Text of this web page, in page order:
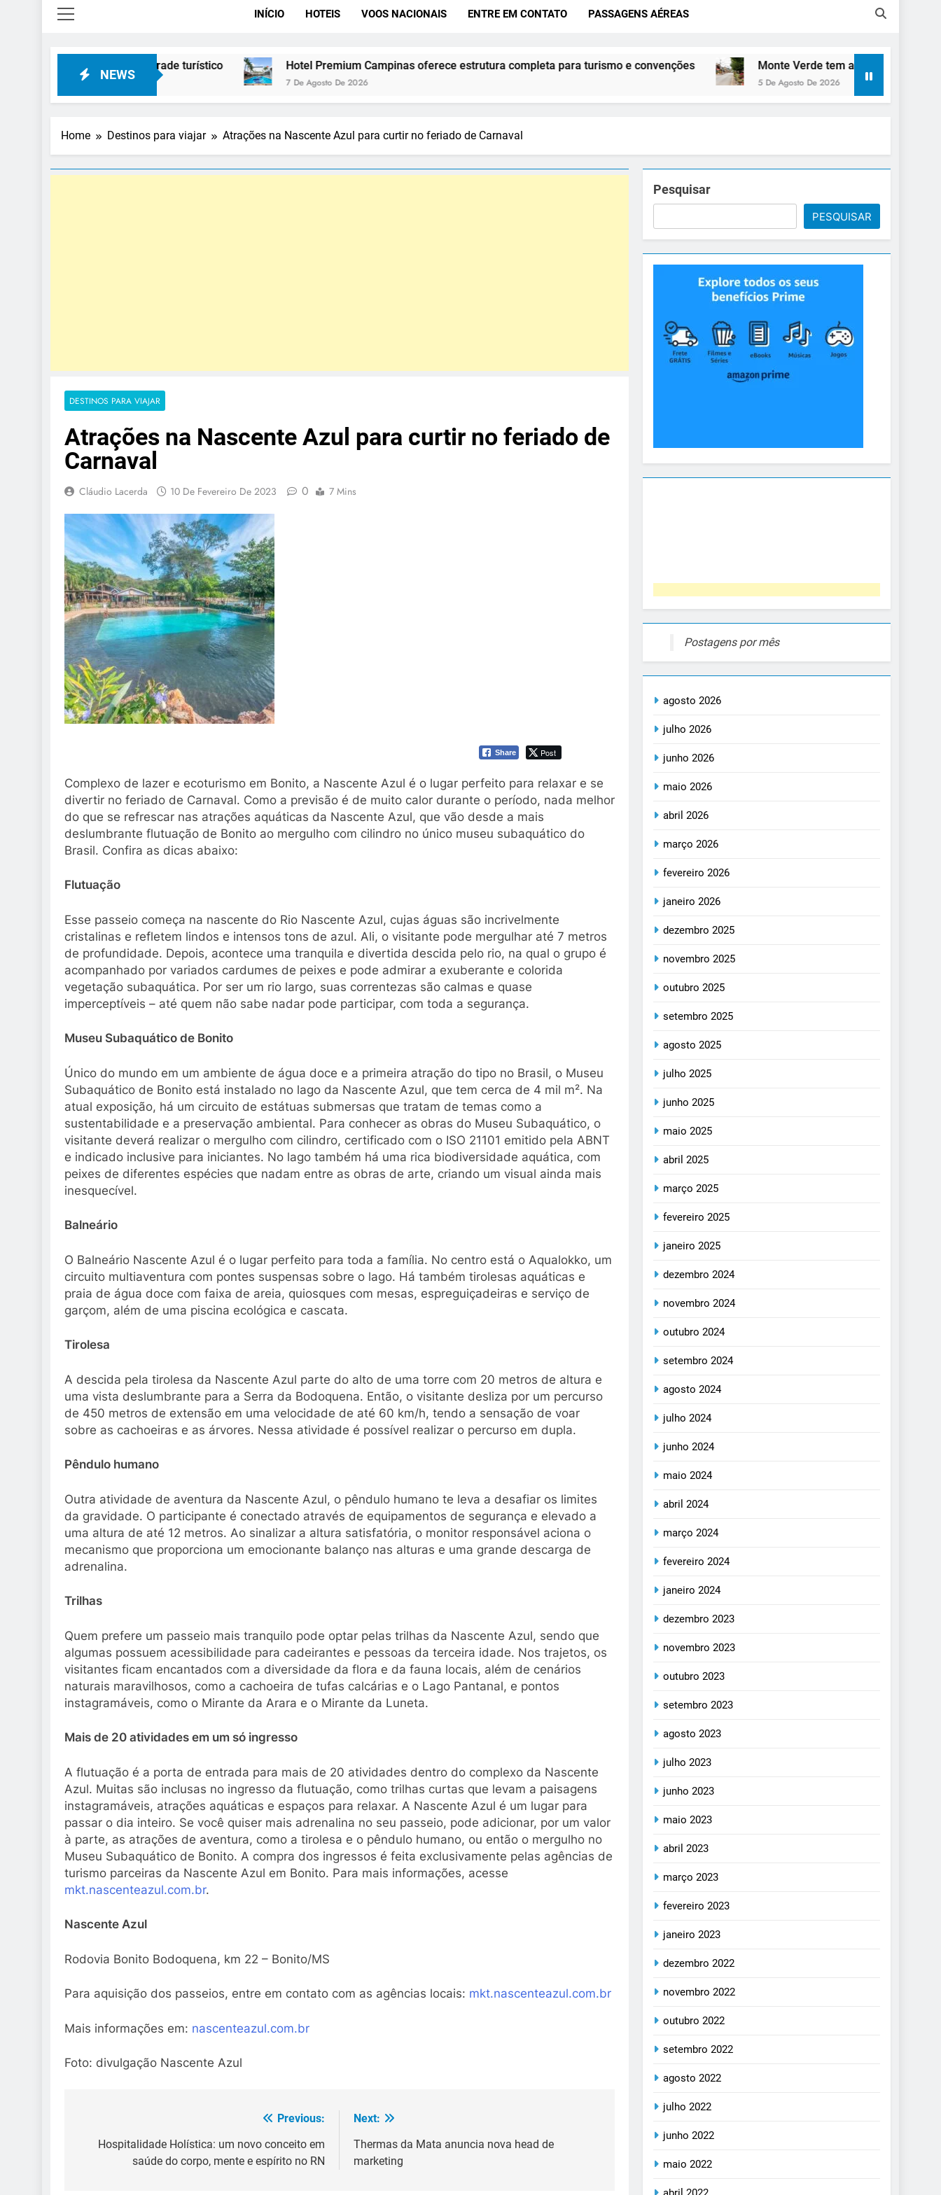
INÍCIO HOTEIS VOOS NACIONAIS ENTRE EM CONTATO PASSAGENS AÉREAS
NEWS
para o trade turístico Hotel Premium Campinas oferece estrutura completa para turismo e convenções
7 De Agosto De 2026
Monte Verde tem atrações para todas as
5 De Agosto De 2026
Home Destinos para viajar Atrações na Nascente Azul para curtir no feriado de Carnaval
DESTINOS PARA VIAJAR
Atrações na Nascente Azul para curtir no feriado de
Carnaval
Cláudio Lacerda 10 De Fevereiro De 2023 0 7 Mins
Share Post
Complexo de lazer e ecoturismo em Bonito, a Nascente Azul é o lugar perfeito para relaxar e se
divertir no feriado de Carnaval. Como a previsão é de muito calor durante o período, nada melhor
do que se refrescar nas atrações aquáticas da Nascente Azul, que vão desde a mais
deslumbrante flutuação de Bonito ao mergulho com cilindro no único museu subaquático do
Brasil. Confira as dicas abaixo:
Flutuação
Esse passeio começa na nascente do Rio Nascente Azul, cujas águas são incrivelmente
cristalinas e refletem lindos e intensos tons de azul. Ali, o visitante pode mergulhar até 7 metros
de profundidade. Depois, acontece uma tranquila e divertida descida pelo rio, na qual o grupo é
acompanhado por variados cardumes de peixes e pode admirar a exuberante e colorida
vegetação subaquática. Por ser um rio largo, suas correntezas são calmas e quase
imperceptíveis – até quem não sabe nadar pode participar, com toda a segurança.
Museu Subaquático de Bonito
Único do mundo em um ambiente de água doce e a primeira atração do tipo no Brasil, o Museu
Subaquático de Bonito está instalado no lago da Nascente Azul, que tem cerca de 4 mil m². Na
atual exposição, há um circuito de estátuas submersas que tratam de temas como a
sustentabilidade e a preservação ambiental. Para conhecer as obras do Museu Subaquático, o
visitante deverá realizar o mergulho com cilindro, certificado com o ISO 21101 emitido pela ABNT
e indicado inclusive para iniciantes. No lago também há uma rica biodiversidade aquática, com
peixes de diferentes espécies que nadam entre as obras de arte, criando um visual ainda mais
inesquecível.
Balneário
O Balneário Nascente Azul é o lugar perfeito para toda a família. No centro está o Aqualokko, um
circuito multiaventura com pontes suspensas sobre o lago. Há também tirolesas aquáticas e
praia de água doce com faixa de areia, quiosques com mesas, espreguiçadeiras e serviço de
garçom, além de uma piscina ecológica e cascata.
Tirolesa
A descida pela tirolesa da Nascente Azul parte do alto de uma torre com 20 metros de altura e
uma vista deslumbrante para a Serra da Bodoquena. Então, o visitante desliza por um percurso
de 450 metros de extensão em uma velocidade de até 60 km/h, tendo a sensação de voar
sobre as cachoeiras e as árvores. Nessa atividade é possível realizar o percurso em dupla.
Pêndulo humano
Outra atividade de aventura da Nascente Azul, o pêndulo humano te leva a desafiar os limites
da gravidade. O participante é conectado através de equipamentos de segurança e elevado a
uma altura de até 12 metros. Ao sinalizar a altura satisfatória, o monitor responsável aciona o
mecanismo que proporciona um emocionante balanço nas alturas e uma grande descarga de
adrenalina.
Trilhas
Quem prefere um passeio mais tranquilo pode optar pelas trilhas da Nascente Azul, sendo que
algumas possuem acessibilidade para cadeirantes e pessoas da terceira idade. Nos trajetos, os
visitantes ficam encantados com a diversidade da flora e da fauna locais, além de cenários
naturais maravilhosos, como a cachoeira de tufas calcárias e o Lago Pantanal, e pontos
instagramáveis, como o Mirante da Arara e o Mirante da Luneta.
Mais de 20 atividades em um só ingresso
A flutuação é a porta de entrada para mais de 20 atividades dentro do complexo da Nascente
Azul. Muitas são inclusas no ingresso da flutuação, como trilhas curtas que levam a paisagens
instagramáveis, atrações aquáticas e espaços para relaxar. A Nascente Azul é um lugar para
passar o dia inteiro. Se você quiser mais adrenalina no seu passeio, pode adicionar, por um valor
à parte, as atrações de aventura, como a tirolesa e o pêndulo humano, ou então o mergulho no
Museu Subaquático de Bonito. A compra dos ingressos é feita exclusivamente pelas agências de
turismo parceiras da Nascente Azul em Bonito. Para mais informações, acesse
mkt.nascenteazul.com.br.
Nascente Azul
Rodovia Bonito Bodoquena, km 22 – Bonito/MS
Para aquisição dos passeios, entre em contato com as agências locais: mkt.nascenteazul.com.br
Mais informações em: nascenteazul.com.br
Foto: divulgação Nascente Azul
Previous:
Hospitalidade Holística: um novo conceito em
saúde do corpo, mente e espírito no RN
Next:
Thermas da Mata anuncia nova head de
marketing
Pesquisar
PESQUISAR
Postagens por mês
agosto 2026
julho 2026
junho 2026
maio 2026
abril 2026
março 2026
fevereiro 2026
janeiro 2026
dezembro 2025
novembro 2025
outubro 2025
setembro 2025
agosto 2025
julho 2025
junho 2025
maio 2025
abril 2025
março 2025
fevereiro 2025
janeiro 2025
dezembro 2024
novembro 2024
outubro 2024
setembro 2024
agosto 2024
julho 2024
junho 2024
maio 2024
abril 2024
março 2024
fevereiro 2024
janeiro 2024
dezembro 2023
novembro 2023
outubro 2023
setembro 2023
agosto 2023
julho 2023
junho 2023
maio 2023
abril 2023
março 2023
fevereiro 2023
janeiro 2023
dezembro 2022
novembro 2022
outubro 2022
setembro 2022
agosto 2022
julho 2022
junho 2022
maio 2022